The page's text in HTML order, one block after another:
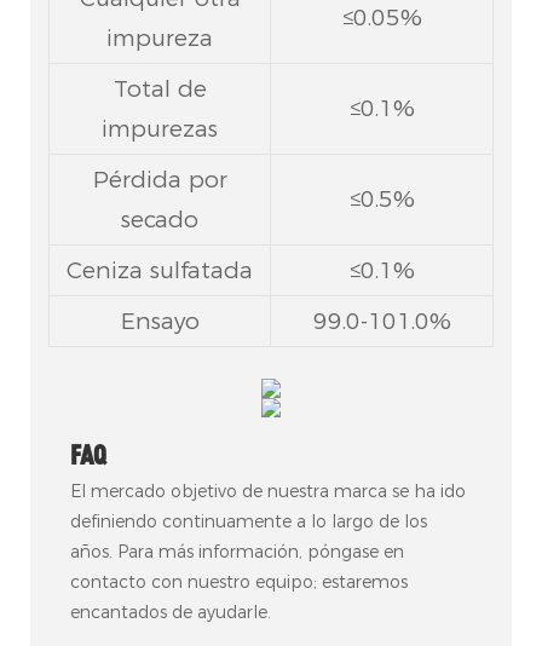
impureza
≤0.05%
Total de
impurezas
≤0.1%
Pérdida por
secado
≤0.5%
Ceniza sulfatada
≤0.1%
Ensayo
99.0-101.0%
FAQ
El mercado objetivo de nuestra marca se ha ido
definiendo continuamente a lo largo de los
años. Para más información, póngase en
contacto con nuestro equipo; estaremos
encantados de ayudarle.